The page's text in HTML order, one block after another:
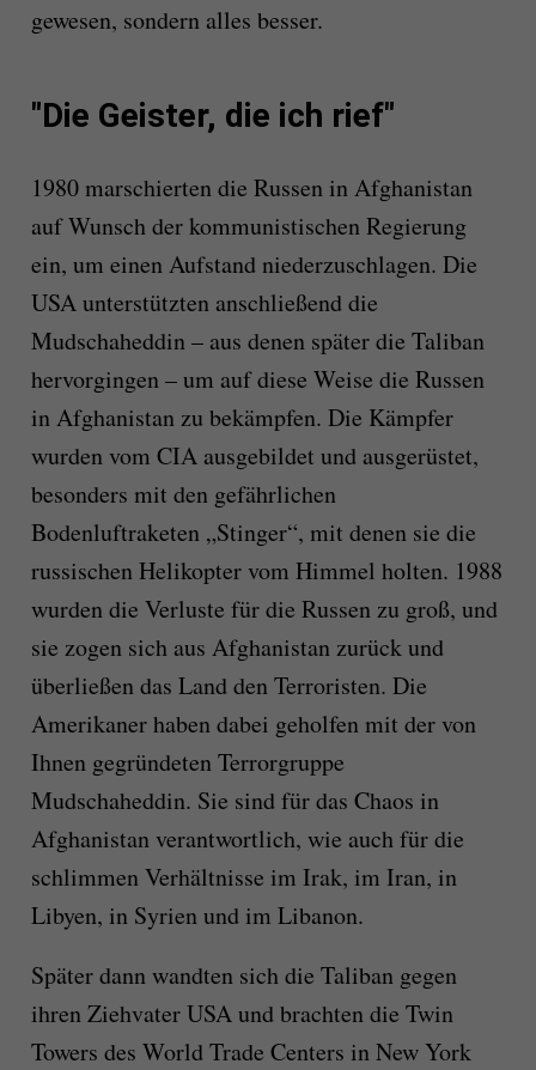
gewesen, sondern alles besser.
"Die Geister, die ich rief"
1980 marschierten die Russen in Afghanistan
auf Wunsch der kommunistischen Regierung
ein, um einen Aufstand niederzuschlagen. Die
USA unterstützten anschließend die
Mudschaheddin – aus denen später die Taliban
hervorgingen – um auf diese Weise die Russen
in Afghanistan zu bekämpfen. Die Kämpfer
wurden vom CIA ausgebildet und ausgerüstet,
besonders mit den gefährlichen
Bodenluftraketen „Stinger“, mit denen sie die
russischen Helikopter vom Himmel holten. 1988
wurden die Verluste für die Russen zu groß, und
sie zogen sich aus Afghanistan zurück und
überließen das Land den Terroristen. Die
Amerikaner haben dabei geholfen mit der von
Ihnen gegründeten Terrorgruppe
Mudschaheddin. Sie sind für das Chaos in
Afghanistan verantwortlich, wie auch für die
schlimmen Verhältnisse im Irak, im Iran, in
Libyen, in Syrien und im Libanon.
Später dann wandten sich die Taliban gegen
ihren Ziehvater USA und brachten die Twin
Towers des World Trade Centers in New York